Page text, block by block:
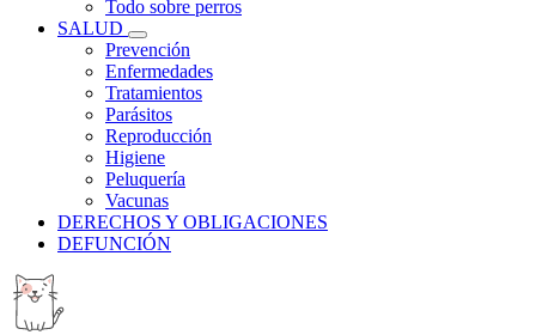
Todo sobre perros
SALUD
Prevención
Enfermedades
Tratamientos
Parásitos
Reproducción
Higiene
Peluquería
Vacunas
DERECHOS Y OBLIGACIONES
DEFUNCIÓN